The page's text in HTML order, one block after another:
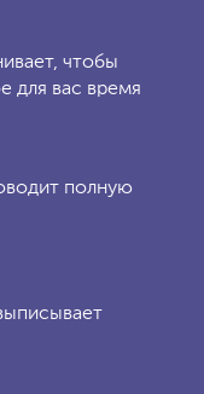
чтобы
для вас время
полную